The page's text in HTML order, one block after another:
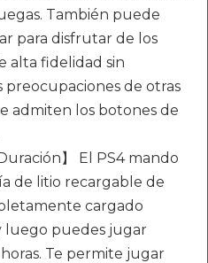
También puede
para disfrutar de los
alta fidelidad sin
preocupaciones de otras
admiten los botones de
】 El PS4 mando
de litio recargable de
cargado
luego puedes jugar
Te permite jugar